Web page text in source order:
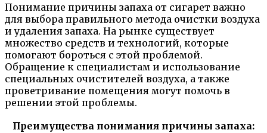
Понимание причины запаха от сигарет важно
для выбора правильного метода очистки воздуха
и удаления запаха. На рынке существует
множество средств и технологий, которые
помогают бороться с этой проблемой.
Обращение к специалистам и использование
специальных очистителей воздуха, а также
проветривание помещения могут помочь в
решении этой проблемы.
Преимущества понимания причины запаха: